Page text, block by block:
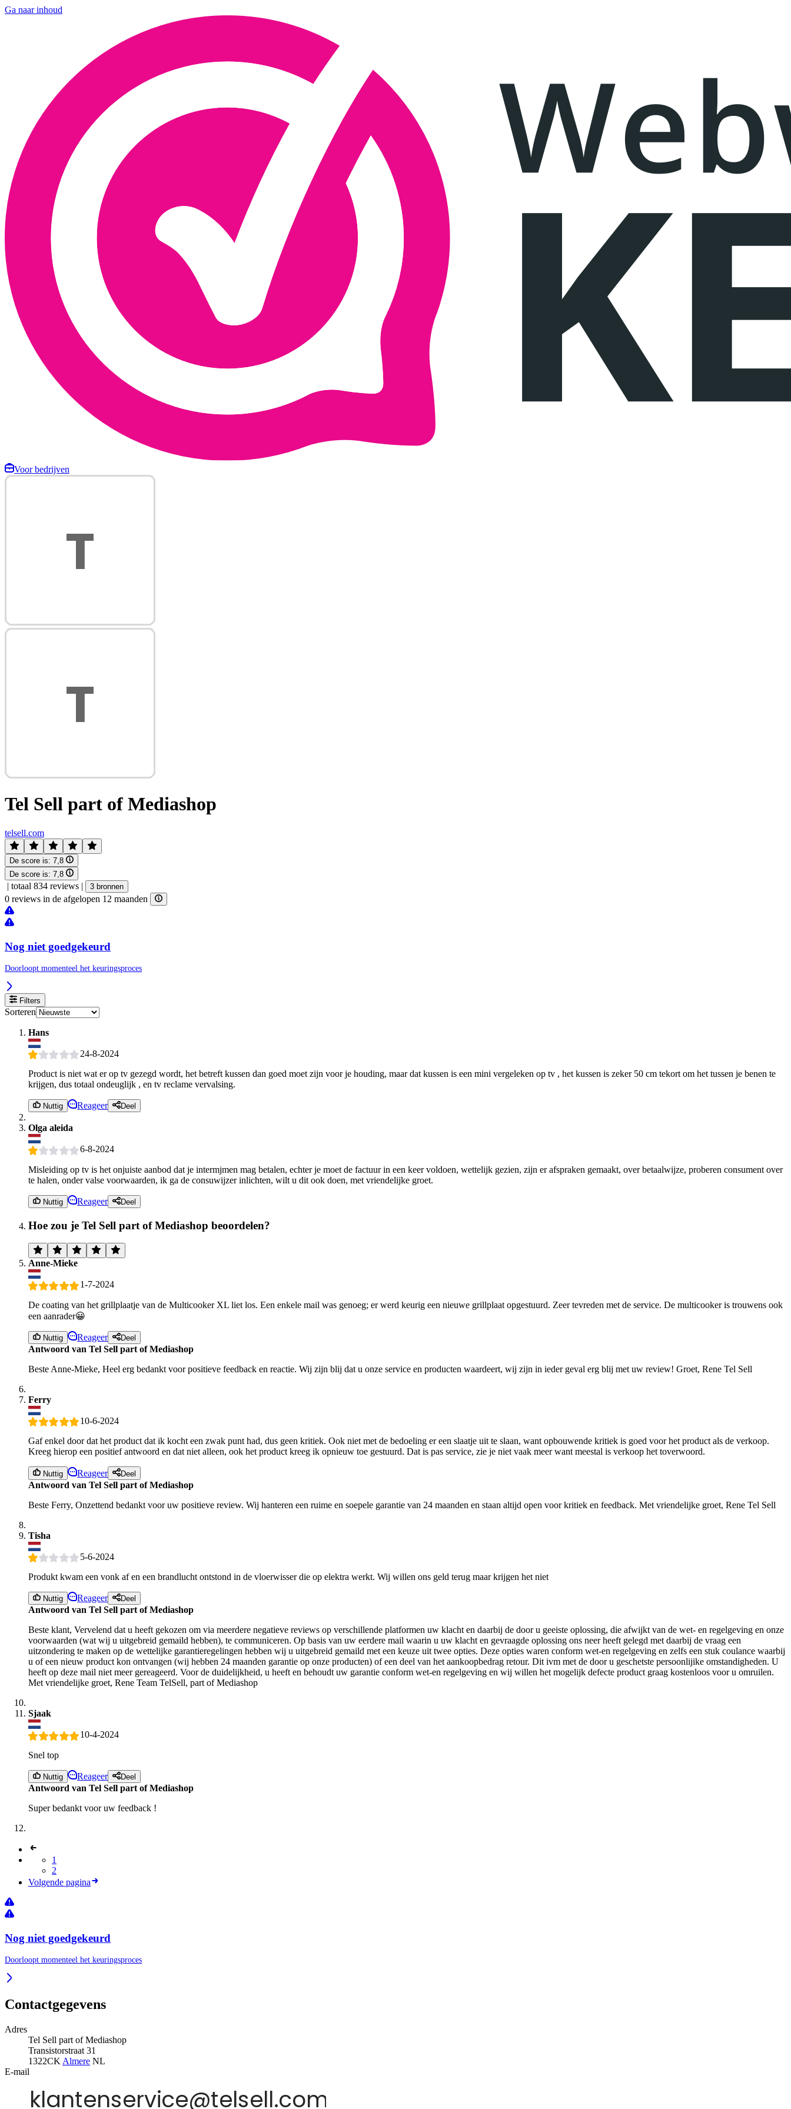
Ga naar inhoud
Voor bedrijven
Tel Sell part of Mediashop
telsell.com
De score is: 7,8
De score is: 7,8
| totaal 834 reviews | 3 bronnen
0 reviews in de afgelopen 12 maanden
Nog niet goedgekeurd
Doorloopt momenteel het keuringsproces
Filters
Sorteren
Hans
24-8-2024
Product is niet wat er op tv gezegd wordt, het betreft kussen dan goed moet zijn voor je houding, maar dat kussen is een mini vergeleken op tv , het kussen is zeker 50 cm tekort om het tussen je benen te
krijgen, dus totaal ondeuglijk , en tv reclame vervalsing.
Nuttig Reageer Deel
Olga aleida
6-8-2024
Misleiding op tv is het onjuiste aanbod dat je intermjmen mag betalen, echter je moet de factuur in een keer voldoen, wettelijk gezien, zijn er afspraken gemaakt, over betaalwijze, proberen consument over
te halen, onder valse voorwaarden, ik ga de consuwijzer inlichten, wilt u dit ook doen, met vriendelijke groet.
Nuttig Reageer Deel
Hoe zou je Tel Sell part of Mediashop beoordelen?
Anne-Mieke
1-7-2024
De coating van het grillplaatje van de Multicooker XL liet los. Een enkele mail was genoeg; er werd keurig een nieuwe grillplaat opgestuurd. Zeer tevreden met de service. De multicooker is trouwens ook
een aanrader😀
Nuttig Reageer Deel
Antwoord van Tel Sell part of Mediashop
Beste Anne-Mieke, Heel erg bedankt voor positieve feedback en reactie. Wij zijn blij dat u onze service en producten waardeert, wij zijn in ieder geval erg blij met uw review! Groet, Rene Tel Sell
Ferry
10-6-2024
Gaf enkel door dat het product dat ik kocht een zwak punt had, dus geen kritiek. Ook niet met de bedoeling er een slaatje uit te slaan, want opbouwende kritiek is goed voor het product als de verkoop.
Kreeg hierop een positief antwoord en dat niet alleen, ook het product kreeg ik opnieuw toe gestuurd. Dat is pas service, zie je niet vaak meer want meestal is verkoop het toverwoord.
Nuttig Reageer Deel
Antwoord van Tel Sell part of Mediashop
Beste Ferry, Onzettend bedankt voor uw positieve review. Wij hanteren een ruime en soepele garantie van 24 maanden en staan altijd open voor kritiek en feedback. Met vriendelijke groet, Rene Tel Sell
Tisha
5-6-2024
Produkt kwam een vonk af en een brandlucht ontstond in de vloerwisser die op elektra werkt. Wij willen ons geld terug maar krijgen het niet
Nuttig Reageer Deel
Antwoord van Tel Sell part of Mediashop
Beste klant, Vervelend dat u heeft gekozen om via meerdere negatieve reviews op verschillende platformen uw klacht en daarbij de door u geeiste oplossing, die afwijkt van de wet- en regelgeving en onze
voorwaarden (wat wij u uitgebreid gemaild hebben), te communiceren. Op basis van uw eerdere mail waarin u uw klacht en gevraagde oplossing ons neer heeft gelegd met daarbij de vraag een
uitzondering te maken op de wettelijke garantieregelingen hebben wij u uitgebreid gemaild met een keuze uit twee opties. Deze opties waren conform wet-en regelgeving en zelfs een stuk coulance waarbij
u of een nieuw product kon ontvangen (wij hebben 24 maanden garantie op onze producten) of een deel van het aankoopbedrag retour. Dit ivm met de door u geschetste persoonlijike omstandigheden. U
heeft op deze mail niet meer gereageerd. Voor de duidelijkheid, u heeft en behoudt uw garantie conform wet-en regelgeving en wij willen het mogelijk defecte product graag kostenloos voor u omruilen.
Met vriendelijke groet, Rene Team TelSell, part of Mediashop
Sjaak
10-4-2024
Snel top
Nuttig Reageer Deel
Antwoord van Tel Sell part of Mediashop
Super bedankt voor uw feedback !
1
2
Volgende pagina
Nog niet goedgekeurd
Doorloopt momenteel het keuringsproces
Contactgegevens
Adres
Tel Sell part of Mediashop
Transistorstraat 31
1322CK Almere NL
E-mail